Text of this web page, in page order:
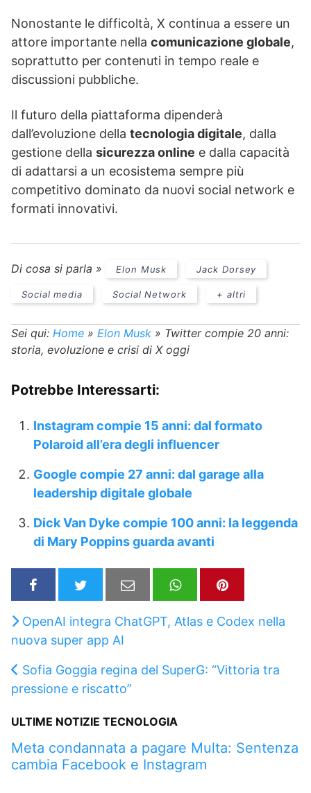
Nonostante le difficoltà, X continua a essere un
attore importante nella comunicazione globale,
soprattutto per contenuti in tempo reale e
discussioni pubbliche.
Il futuro della piattaforma dipenderà
dall’evoluzione della tecnologia digitale, dalla
gestione della sicurezza online e dalla capacità
di adattarsi a un ecosistema sempre più
competitivo dominato da nuovi social network e
formati innovativi.
Di cosa si parla » Elon Musk Jack Dorsey
Social media Social Network + altri
Sei qui: Home » Elon Musk » Twitter compie 20 anni:
storia, evoluzione e crisi di X oggi
Potrebbe Interessarti:
Instagram compie 15 anni: dal formato
Polaroid all’era degli influencer
Google compie 27 anni: dal garage alla
leadership digitale globale
Dick Van Dyke compie 100 anni: la leggenda
di Mary Poppins guarda avanti
OpenAI integra ChatGPT, Atlas e Codex nella
nuova super app AI
Sofia Goggia regina del SuperG: “Vittoria tra
pressione e riscatto”
ULTIME NOTIZIE TECNOLOGIA
Meta condannata a pagare Multa: Sentenza
cambia Facebook e Instagram